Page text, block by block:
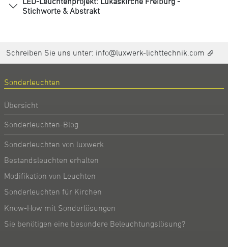
Stichworte & Abstrakt
Schreiben Sie uns unter: info@luxwerk-lichttechnik.com
Sonderleuchten
Übersicht
Sonderleuchten-Blog
Sonderleuchten von luxwerk
Bestandsleuchten erhalten
Modifikation von Leuchten
Sonderleuchten für Kirchen
Know-How mit Sonderlösungen
Sie benötigen eine besondere Beleuchtungslösung?